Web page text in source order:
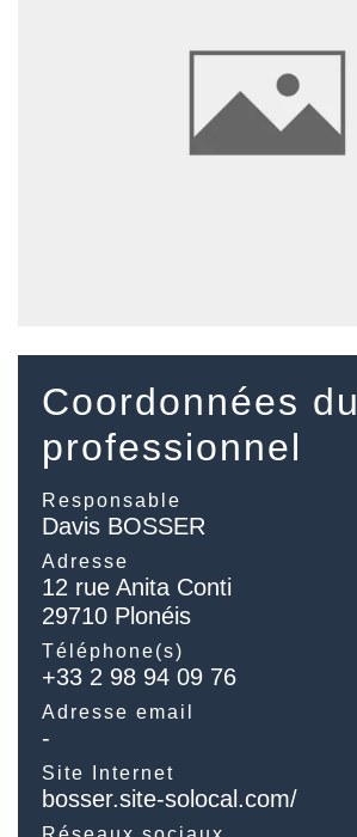
Coordonnées du
professionnel
Responsable
Davis BOSSER
Adresse
12 rue Anita Conti
29710 Plonéis
Téléphone(s)
+33 2 98 94 09 76
Adresse email
-
Site Internet
bosser.site-solocal.com/